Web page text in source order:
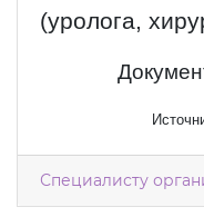
(уролога,
Специалисту